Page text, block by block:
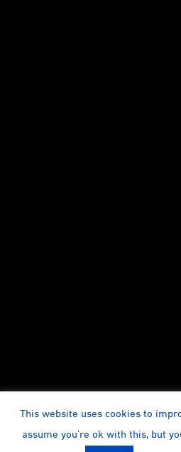
YouTube
Calendar
instagram
This website uses cookies to
assume you're ok with this, but